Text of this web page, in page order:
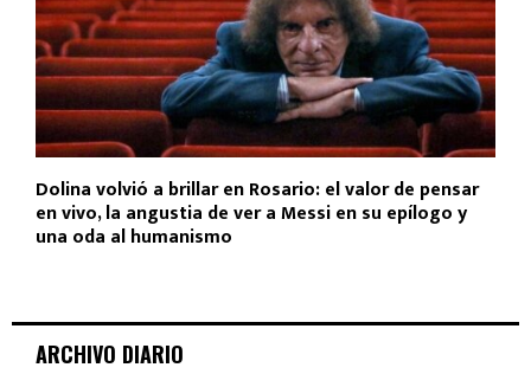
Dolina volvió a brillar en Rosario: el valor de pensar
en vivo, la angustia de ver a Messi en su epílogo y
una oda al humanismo
ARCHIVO DIARIO